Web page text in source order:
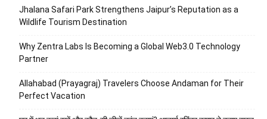
Jhalana Safari Park Strengthens Jaipur’s Reputation as a
Wildlife Tourism Destination
Why Zentra Labs Is Becoming a Global Web3.0 Technology
Partner
Allahabad (Prayagraj) Travelers Choose Andaman for Their
Perfect Vacation